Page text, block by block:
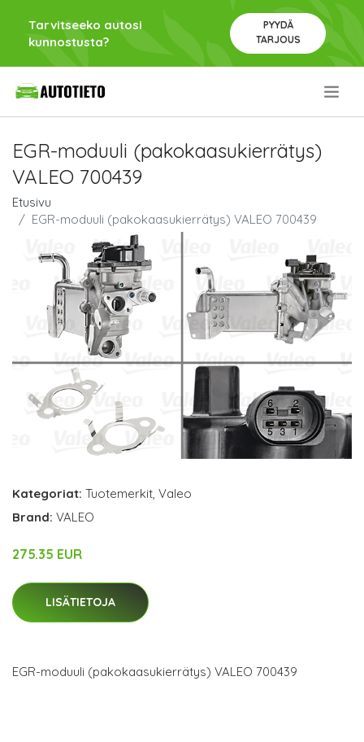
Tarvitseeko autosi
kunnostusta?
PYYDÄ
TARJOUS
EGR-moduuli (pakokaasukierrätys)
VALEO 700439
Etusivu
EGR-moduuli (pakokaasukierrätys) VALEO 700439
Kategoriat: Tuotemerkit, Valeo
Brand: VALEO
275.35 EUR
LISÄTIETOJA
EGR-moduuli (pakokaasukierrätys) VALEO 700439